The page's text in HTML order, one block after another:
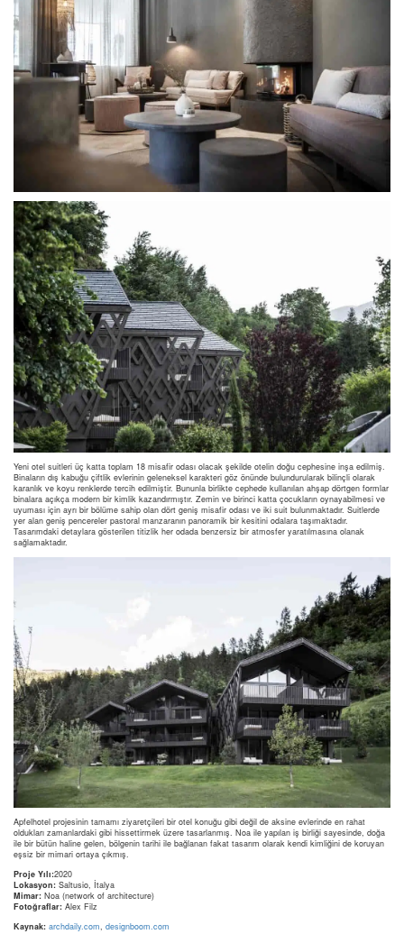
Yeni otel suitleri üç katta toplam 18 misafir odası olacak şekilde otelin doğu cephesine inşa edilmiş.
Binaların dış kabuğu çiftlik evlerinin geleneksel karakteri göz önünde bulundurularak bilinçli olarak
karanlık ve koyu renklerde tercih edilmiştir. Bununla birlikte cephede kullanılan ahşap dörtgen formlar
binalara açıkça modern bir kimlik kazandırmıştır. Zemin ve birinci katta çocukların oynayabilmesi ve
uyuması için ayrı bir bölüme sahip olan dört geniş misafir odası ve iki suit bulunmaktadır. Suitlerde
yer alan geniş pencereler pastoral manzaranın panoramik bir kesitini odalara taşımaktadır.
Tasarımdaki detaylara gösterilen titizlik her odada benzersiz bir atmosfer yaratılmasına olanak
sağlamaktadır.
Apfelhotel projesinin tamamı ziyaretçileri bir otel konuğu gibi değil de aksine evlerinde en rahat
oldukları zamanlardaki gibi hissettirmek üzere tasarlanmış. Noa ile yapılan iş birliği sayesinde, doğa
ile bir bütün haline gelen, bölgenin tarihi ile bağlanan fakat tasarım olarak kendi kimliğini de koruyan
eşsiz bir mimari ortaya çıkmış.
Proje Yılı:2020
Lokasyon: Saltusio, İtalya
Mimar: Noa (network of architecture)
Fotoğraflar: Alex Filz
Kaynak: archdaily.com, designboom.com